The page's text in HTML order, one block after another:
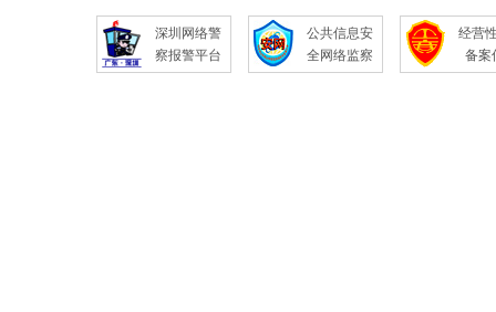
深圳网络警
察报警平台
公共信息安
全网络监察
经营
备案